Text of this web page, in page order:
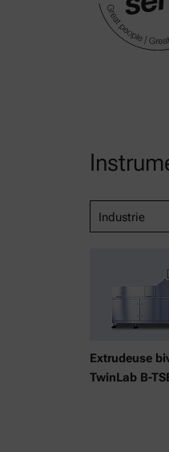
Industrie
Extrudeuse
TwinLab B-